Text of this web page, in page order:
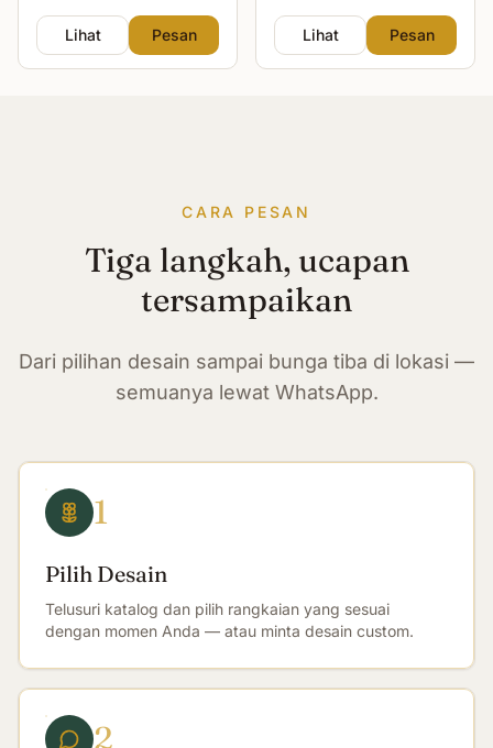
Lihat
Pesan Lihat Pesan
CARA PESAN
Tiga langkah, ucapan
tersampaikan
Dari pilihan desain sampai bunga tiba di lokasi —
semuanya lewat WhatsApp.
1
Pilih Desain
Telusuri katalog dan pilih rangkaian yang sesuai
dengan momen Anda — atau minta desain custom.
2